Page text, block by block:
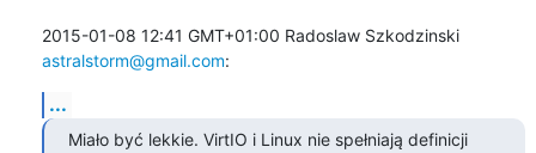
2015-01-08 12:41 GMT+01:00 Radoslaw Szkodzinski
astralstorm@gmail.com:
...
Miało być lekkie. VirtIO i Linux nie spełniają definicji